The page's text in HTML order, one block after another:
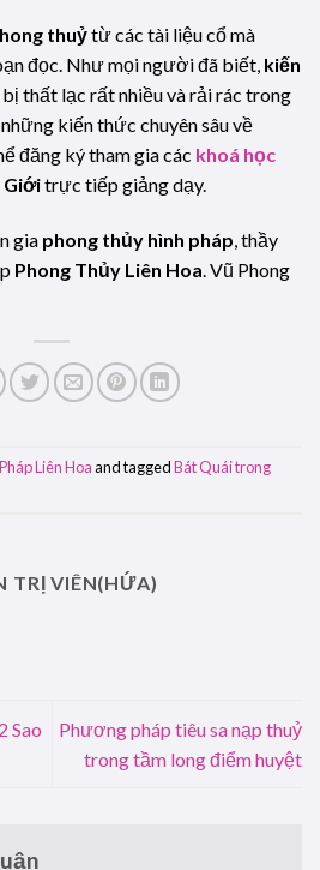
thuỷtừ các tài liệu cổ mà
đọc. Như mọi người đã biết, kiến
bị thất lạc rất nhiều và rải rác trong
kiến thức chuyên sâu về
đăng ký tham gia các khoá học
Giớitrực tiếp giảng dạy.
gia phong thủy hình pháp, thầy
Phong Thủy Liên Hoa. Vũ Phong
Liên Hoaand taggedBát Quái trong
TRỊ VIÊN(HỨA)
Sao
Phương pháp tiêu sa nạp thuỷ
trong tầm long điểm huyệt